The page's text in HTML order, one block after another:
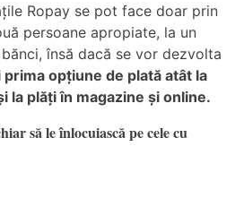
Ropay se pot face doar prin
persoane apropiate, la un
însă dacă se vor dezvolta
opțiune de plată atât la
la plăți în magazine și online.
să le înlocuiască pe cele cu